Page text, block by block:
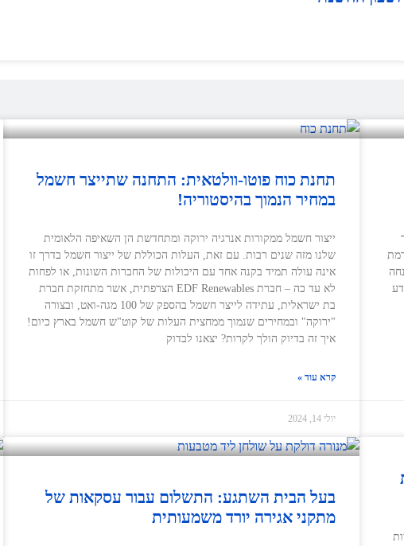
רפורמת
תחנת כוח פוטו-וולטאית: התחנה שתייצר חשמל
במחיר הנמוך בהיסטוריה!
ייצור חשמל ממקורות אנרגיה ירוקה ומתחדשת הן השאיפה הלאומית
שלנו מזה שנים רבות. עם זאת, העלות הכוללת של ייצור חשמל בדרך זו
אינה עולה תמיד בקנה אחד עם היכולות של החברות השונות, או לפחות
לא עד כה – חברת EDF Renewables הצרפתית, אשר מתחזקת חברת
בת ישראלית, עתידה לייצר חשמל בהספק של 100 מגה-ואט, ובצורה
"ירוקה" ובמחירים שנמוך ממחצית העלות של קוט"ש חשמל בארץ כיום!
איך זה בדיוק הולך לקרות? יצאנו לבדוק
קרא עוד »
יולי 14, 2024
בעל הבית השתגע: התשלום עבור עסקאות של
מתקני אגירה יורד משמעותית